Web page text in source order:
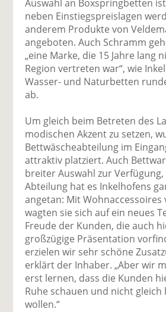
Auswahl an Boxspringbetten
neben Einstiegspreislagen
anderem Produkte von
angeboten. Auch Schramm
„eine Marke, die 15 Jahre lang
Region vertreten war“, wie
Wasser- und Naturbetten
ab.
Um gleich beim Betreten des
modischen Akzent zu setzen,
Bettwäscheabteilung im
attraktiv platziert. Auch
breiter Auswahl zur
Abteilung hat es Inkelhofens
angetan: Mit Wohnaccessoires
wagten sie sich auf ein neues
Freude der Kunden, die auch
großzügige Präsentation
erzielen wir sehr schöne
erklärt der Inhaber. „Aber wir
erst lernen, dass die Kunden
Ruhe schauen und nicht
wollen.“